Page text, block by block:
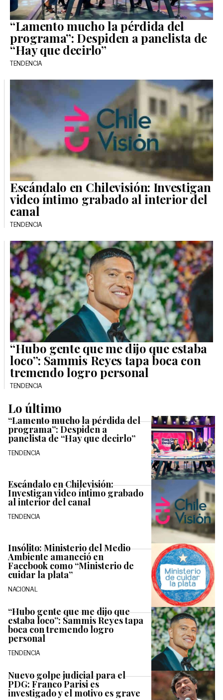
“Lamento mucho la pérdida del
programa”: Despiden a panelista de
“Hay que decirlo”
TENDENCIA
Escándalo en Chilevisión: Investigan
video íntimo grabado al interior del
canal
TENDENCIA
“Hubo gente que me dijo que estaba
loco”: Sammis Reyes tapa boca con
tremendo logro personal
TENDENCIA
Lo último
“Lamento mucho la pérdida del
programa”: Despiden a
panelista de “Hay que decirlo”
TENDENCIA
Escándalo en Chilevisión:
Investigan video íntimo grabado
al interior del canal
TENDENCIA
Insólito: Ministerio del Medio
Ambiente amaneció en
Facebook como “Ministerio de
cuidar la plata”
NACIONAL
“Hubo gente que me dijo que
estaba loco”: Sammis Reyes tapa
boca con tremendo logro
personal
TENDENCIA
Nuevo golpe judicial para el
PDG: Franco Parisi es
investigado y el motivo es grave